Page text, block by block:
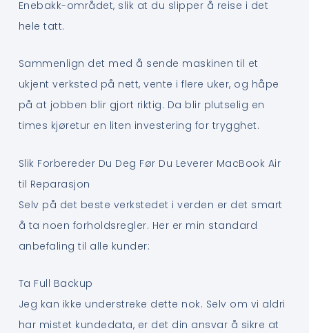
Enebakk-området, slik at du slipper å reise i det
hele tatt.
Sammenlign det med å sende maskinen til et
ukjent verksted på nett, vente i flere uker, og håpe
på at jobben blir gjort riktig. Da blir plutselig en
times kjøretur en liten investering for trygghet.
Slik Forbereder Du Deg Før Du Leverer MacBook Air
til Reparasjon
Selv på det beste verkstedet i verden er det smart
å ta noen forholdsregler. Her er min standard
anbefaling til alle kunder:
Ta Full Backup
Jeg kan ikke understreke dette nok. Selv om vi aldri
har mistet kundedata, er det din ansvar å sikre at